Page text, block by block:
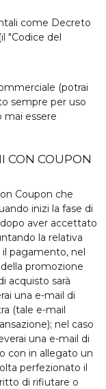
come Decreto
"Codice del
(potrai
sempre per uso
mai essere
CON COUPON
Coupon che
inizi la fase di
aver accettato
la relativa
il pagamento, nel
promozione
acquisto sarà
una e-mail di
(tale e-mail
nel caso
una e-mail di
con in allegato un
perfezionato il
di rifiutare o